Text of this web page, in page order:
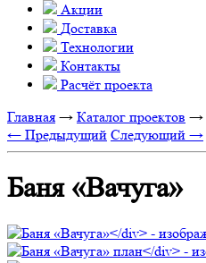
Акции
Доставка
Технологии
Контакты
Расчёт проекта
Главная → Каталог проектов →
← Предыдущий Следующий →
Баня «Вачуга»